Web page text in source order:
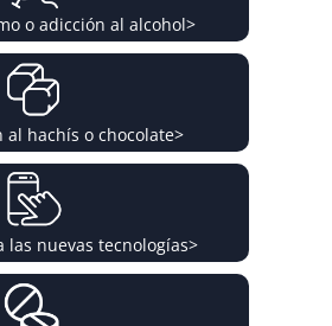
o adicción al alcohol>
al hachís o chocolate>
las nuevas tecnologías>